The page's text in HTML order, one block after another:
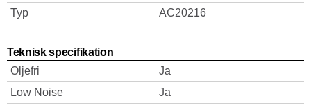
Typ
AC20216
Teknisk specifikation
Oljefri
Ja
Low Noise
Ja